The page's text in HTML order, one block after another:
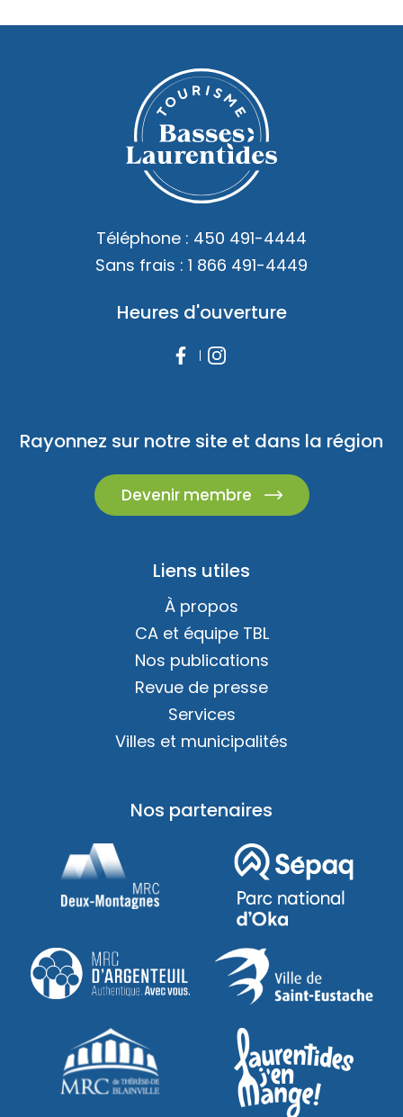
Téléphone : 450 491-4444
Sans frais : 1 866 491-4449
Heures d'ouverture
Rayonnez sur notre site et dans la région
Devenir membre
Liens utiles
À propos
CA et équipe TBL
Nos publications
Revue de presse
Services
Villes et municipalités
Nos partenaires